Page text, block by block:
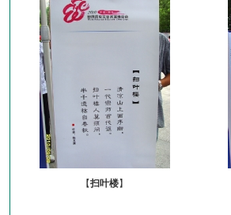
【扫叶楼】